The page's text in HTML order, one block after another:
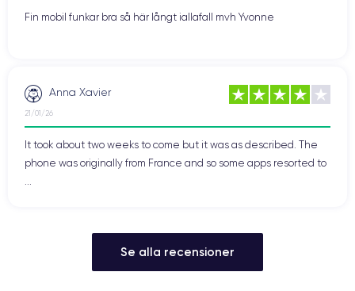
Fin mobil funkar bra så här långt iallafall mvh Yvonne
Anna Xavier
21/01/26
It took about two weeks to come but it was as described. The
phone was originally from France and so some apps resorted to
Se alla recensioner